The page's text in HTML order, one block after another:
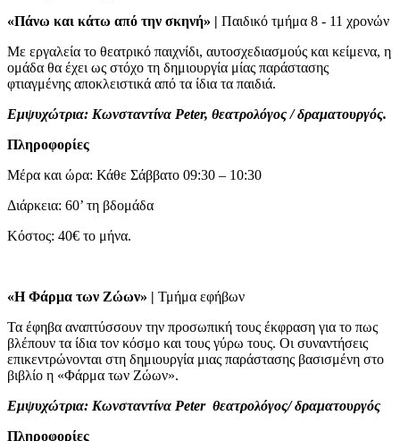
«Πάνω και κάτω από την σκηνή» | Παιδικό τμήμα 8 - 11 χρονών
Με εργαλεία το θεατρικό παιχνίδι, αυτοσχεδιασμούς και κείμενα, η
ομάδα θα έχει ως στόχο τη δημιουργία μίας παράστασης
φτιαγμένης αποκλειστικά από τα ίδια τα παιδιά.
Εμψυχώτρια: Κωνσταντίνα Peter, θεατρολόγος / δραματουργός.
Πληροφορίες
Μέρα και ώρα: Κάθε Σάββατο 09:30 – 10:30
Διάρκεια: 60’ τη βδομάδα
Κόστος: 40€ το μήνα.
«Η Φάρμα των Ζώων» | Τμήμα εφήβων
Τα έφηβα αναπτύσσουν την προσωπική τους έκφραση για το πως
βλέπουν τα ίδια τον κόσμο και τους γύρω τους. Οι συναντήσεις
επικεντρώνονται στη δημιουργία μιας παράστασης βασισμένη στο
βιβλίο η «Φάρμα των Ζώων».
Εμψυχώτρια: Κωνσταντίνα Peter θεατρολόγος/ δραματουργός
Πληροφορίες